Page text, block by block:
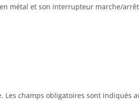
métal et son interrupteur marche/
Les champs obligatoires sont indiqués